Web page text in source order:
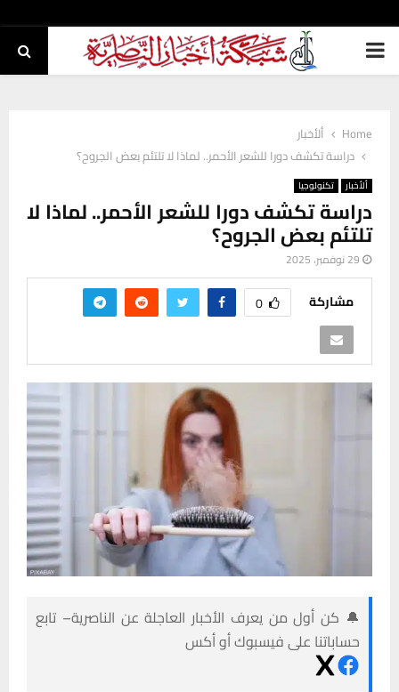
PRIMARY
Home
ألأخبار
دراسة تكشف دورا للشعر الأحمر.. لماذا لا تلتئم بعض الجروح؟
ألأخبار تكنولوجيا
دراسة تكشف دورا للشعر الأحمر.. لماذا لا
تلتئم بعض الجروح؟
29 نوفمبر، 2025
مشاركة 0
🔔 كن أول من يعرف الأخبار العاجلة عن الناصرية– تابع
حساباتنا على فيسبوك أو أكس